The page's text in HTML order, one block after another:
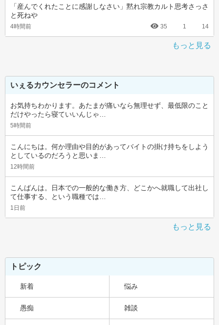
「産んでくれたことに感謝しなさい」黙れ宗教カルト思考さっさ
と死ねや
4時間前 35 1 14
もっと見る
いぇるカウンセラーのコメント
お気持ちわかります。あたまが痛いなら無理せず、最低限のこと
だけやったら寝ていいんじゃ…
5時間前
こんにちは。何か理由や目的があってバイトの掛け持ちをしよう
としているのだろうと思いま…
12時間前
こんばんは。日本での一般的な働き方、どこかへ就職して出社し
て仕事する、という職種では…
1日前
もっと見る
トピック
新着 悩み
愚痴 雑談